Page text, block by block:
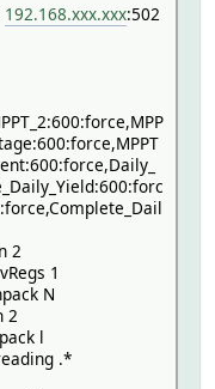
192.168.xxx.xxx:502
2
1
N
2
l
.*